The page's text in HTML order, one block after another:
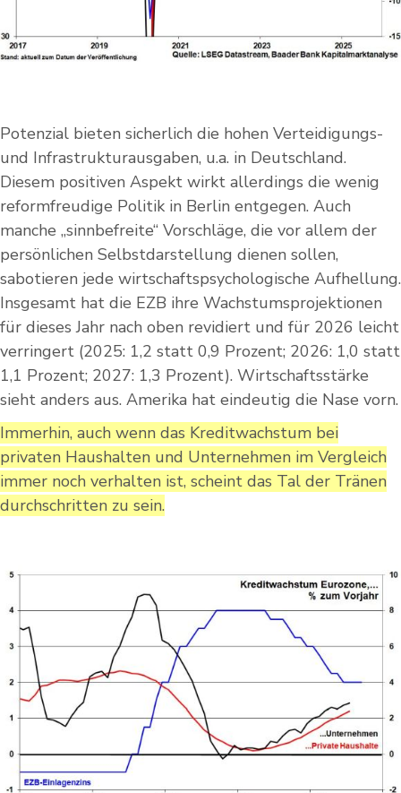
Potenzial bieten sicherlich die hohen Verteidigungs-
und Infrastrukturausgaben, u.a. in Deutschland.
Diesem positiven Aspekt wirkt allerdings die wenig
reformfreudige Politik in Berlin entgegen. Auch
manche „sinnbefreite“ Vorschläge, die vor allem der
persönlichen Selbstdarstellung dienen sollen,
sabotieren jede wirtschaftspsychologische Aufhellung.
Insgesamt hat die EZB ihre Wachstumsprojektionen
für dieses Jahr nach oben revidiert und für 2026 leicht
verringert (2025: 1,2 statt 0,9 Prozent; 2026: 1,0 statt
1,1 Prozent; 2027: 1,3 Prozent). Wirtschaftsstärke
sieht anders aus. Amerika hat eindeutig die Nase vorn.
Immerhin, auch wenn das Kreditwachstum bei
privaten Haushalten und Unternehmen im Vergleich
immer noch verhalten ist, scheint das Tal der Tränen
durchschritten zu sein.